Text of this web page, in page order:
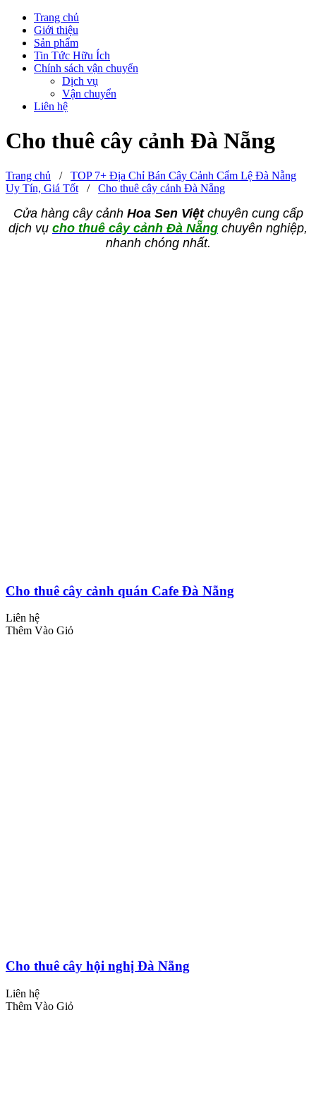
Trang chủ
Giới thiệu
Sản phẩm
Tin Tức Hữu Ích
Chính sách vận chuyển
Dịch vụ
Vận chuyển
Liên hệ
Cho thuê cây cảnh Đà Nẵng
Trang chủ /
TOP 7+ Địa Chỉ Bán Cây Cảnh Cẩm Lệ Đà Nẵng
Uy Tín, Giá Tốt / Cho thuê cây cảnh Đà Nẵng
Cửa hàng cây cảnh Hoa Sen Việt chuyên cung cấp
dịch vụ cho thuê cây cảnh Đà Nẵng chuyên nghiệp,
nhanh chóng nhất.
Cho thuê cây cảnh quán Cafe Đà Nẵng
Liên hệ
Thêm Vào Giỏ
Cho thuê cây hội nghị Đà Nẵng
Liên hệ
Thêm Vào Giỏ